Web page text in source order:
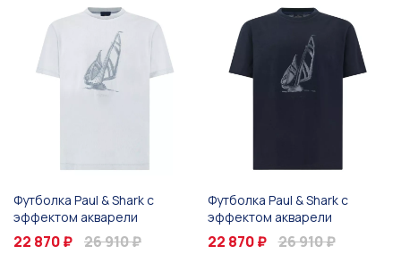
Футболка Paul & Shark с
эффектом акварели
22 870 ₽ 26 910 ₽
Футболка Paul & Shark с
эффектом акварели
22 870 ₽ 26 910 ₽